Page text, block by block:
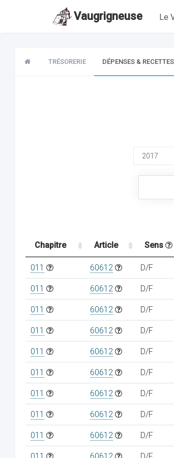
Vaugrigneuse Le
TRÉSORERIE DÉPENSES & RECETTES
Chapitre Article Sens
011 60612 D/F
011 60612 D/F
011 60612 D/F
011 60612 D/F
011 60612 D/F
011 60612 D/F
011 60612 D/F
011 60612 D/F
011 60612 D/F